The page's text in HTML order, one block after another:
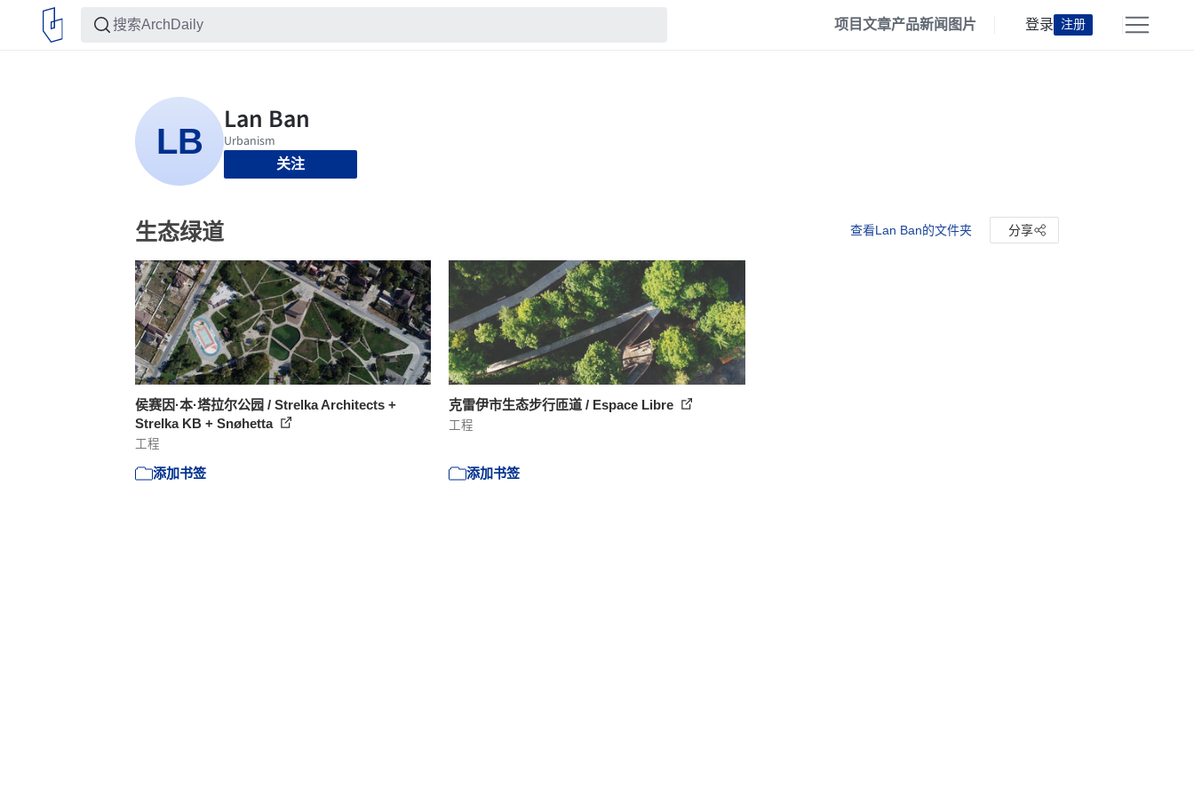
项目文章产品新闻 图片 登录 注册
关注
生态绿道 查看Lan Ban的文件夹 分享
侯赛因·本·塔拉尔公园 / Strelka Architects +
Strelka KB + Snøhetta
工程
添加书签
克雷伊市生态步行匝道 / Espace Libre
工程
添加书签